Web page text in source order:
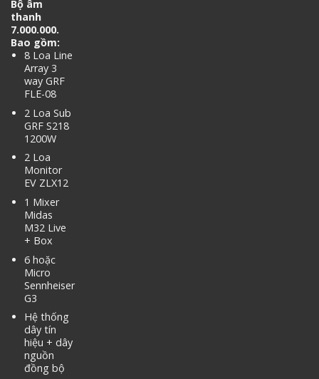
Bộ âm
thanh
7.000.000.
Bao gồm:
8 Loa Line
Array 3
way GRF
FLE-08
2 Loa Sub
GRF S218
1200W
2 Loa
Monitor
EV ZLX12
1 Mixer
Midas
M32 Live
+ Box
6 hoặc
Micro
Sennheiser
G3
Hệ thống
dây tín
hiệu + dây
nguồn
đồng bộ